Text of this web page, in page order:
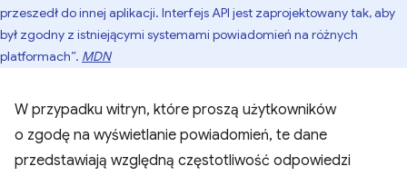
przeszedł do innej aplikacji. Interfejs API jest zaprojektowany tak, aby
był zgodny z istniejącymi systemami powiadomień na różnych
platformach”. MDN
W przypadku witryn, które proszą użytkowników
o zgodę na wyświetlanie powiadomień, te dane
przedstawiają względną częstotliwość odpowiedzi